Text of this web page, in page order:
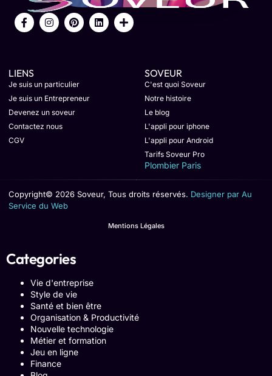
LIENS
Je suis un particulier
Je suis un Entrepreneur
Devenez un soveur
Contactez nous
CGV
SOVEUR
C'est quoi Soveur
Notre histoire
Le blog
L'appli pour iphone
L'appli pour Android
Tarifs Soveur Pro
Plombier Paris
Copyright© 2026 Soveur, Tous droits réservés. Designer par Au
Service du Web
Mentions Légales
Categories
Vie d'entreprise
Style de vie
Santé et bien être
Organisation & Productivité
Nouvelle technologie
Métier et formation
Jeu en ligne
Finance